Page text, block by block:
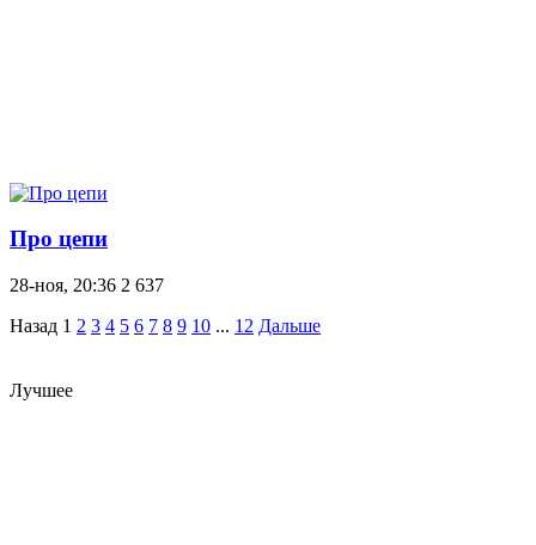
Про цепи
28-ноя, 20:36 2 637
Назад 1 2 3 4 5 6 7 8 9 10 ... 12 Дальше
Лучшее